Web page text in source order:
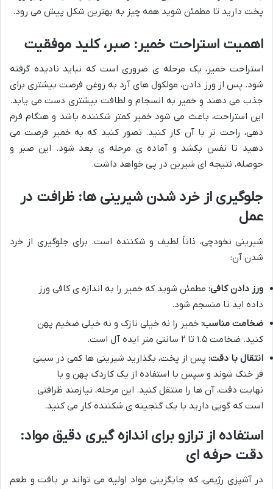
پخت دارید تا مطمئن شوید همه چیز به بهترین شکل پیش می رود.
اهمیت استراحت خمیر: صبر، کلید موفقیت
استراحت خمیر، یک مرحله ی ضروری است که نباید نادیده گرفته
شود. پس از ورز دادن، مولکول های آرد به روغن فرصت بیشتری برای
جذب می دهند و خمیر به انسجام و لطافت بیشتری دست می یابد.
این استراحت، باعث می شود خمیر کمتر شکننده باشد و هنگام فرم
دهی، راحت تر با آن کار کنید. تصور کنید که به خمیر فرصت می
دهید تا نفس بکشد و آماده ی مرحله ی بعد شود. این صبر و
حوصله، نتیجه ای شیرین در پی خواهد داشت.
جلوگیری از خرد شدن شیرینی ها: ظرافت در
عمل
شیرینی نخودچی، ذاتاً لطیف و شکننده است. برای جلوگیری از خرد
شدن آن:
ورز دادن کافی: مطمئن شوید که خمیر را به اندازه ی کافی ورز
داده اید تا منسجم شود.
ضخامت مناسب: خمیر را نه خیلی نازک و نه خیلی ضخیم پهن
کنید. ضخامت ۱.۵ تا ۲ سانتی متر ایده آل است.
انتقال با دقت: پس از پخت، بگذارید شیرینی ها کمی در سینی
فر خنک شوند و سپس با استفاده از یک کاردک پهن و با
نهایت دقت، آن ها را منتقل کنید. این مرحله، نیازمند ظرافتی
است که گویی دارید با یک گنجینه ی شکننده کار می کنید.
استفاده از ترازو برای اندازه گیری دقیق مواد:
دقت حرفه ای
در آشپزی رژیمی، که جایگزینی مواد اولیه می تواند بر بافت و طعم